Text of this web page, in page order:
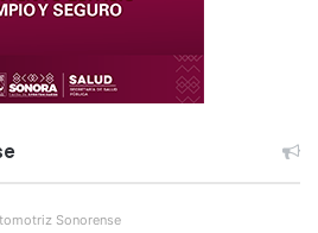
Sonorense